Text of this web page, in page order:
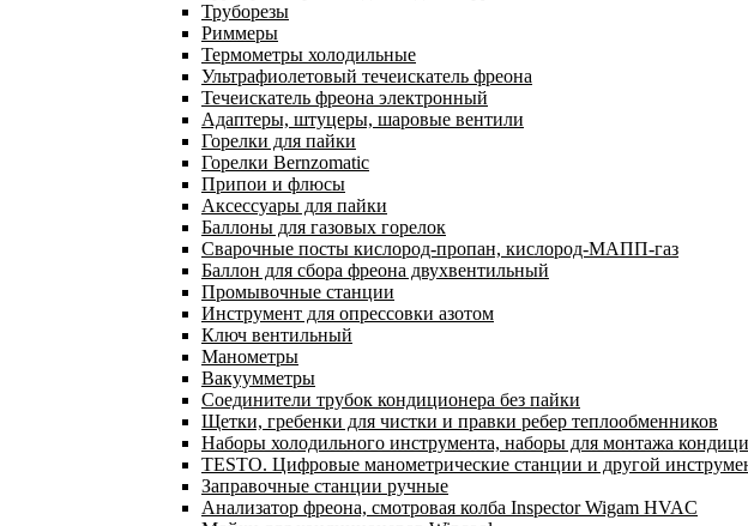
Труборезы
Риммеры
Термометры холодильные
Ультрафиолетовый течеискатель фреона
Течеискатель фреона электронный
Адаптеры, штуцеры, шаровые вентили
Горелки для пайки
Горелки Bernzomatic
Припои и флюсы
Аксессуары для пайки
Баллоны для газовых горелок
Сварочные посты кислород-пропан, кислород-МАПП-газ
Баллон для сбора фреона двухвентильный
Промывочные станции
Инструмент для опрессовки азотом
Ключ вентильный
Манометры
Вакуумметры
Соединители трубок кондиционера без пайки
Щетки, гребенки для чистки и правки ребер теплообменников
Наборы холодильного инструмента, наборы для монтажа
TESTO. Цифровые манометрические станции и другой
Заправочные станции ручные
Анализатор фреона, смотровая колба Inspector Wigam HVAC